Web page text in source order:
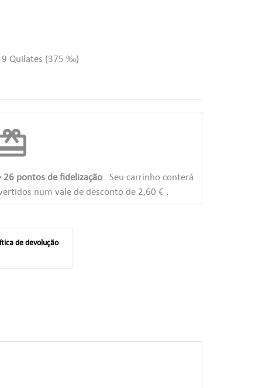
26pontos de fidelização. Seu carrinho conterá
num vale de desconto de 2,60 €
9 Quilates (375 ‰)
de devolução